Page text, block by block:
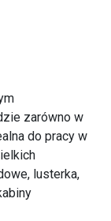
zarówno w
do pracy w
lusterka,